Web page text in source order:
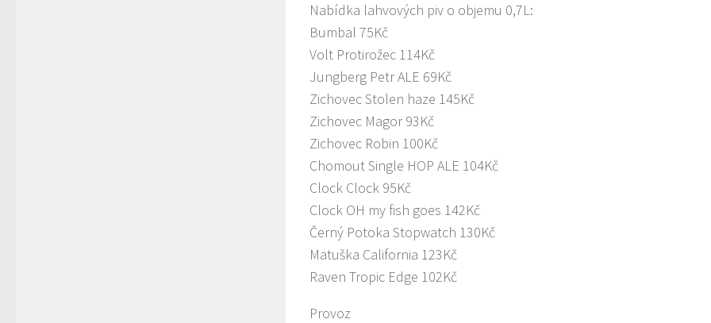
Nabídka lahvových piv o objemu 0,7L:
Bumbal 75Kč
Volt Protirožec 114Kč
Jungberg Petr ALE 69Kč
Zichovec Stolen haze 145Kč
Zichovec Magor 93Kč
Zichovec Robin 100Kč
Chomout Single HOP ALE 104Kč
Clock Clock 95Kč
Clock OH my fish goes 142Kč
Černý Potoka Stopwatch 130Kč
Matuška California 123Kč
Raven Tropic Edge 102Kč
Provoz